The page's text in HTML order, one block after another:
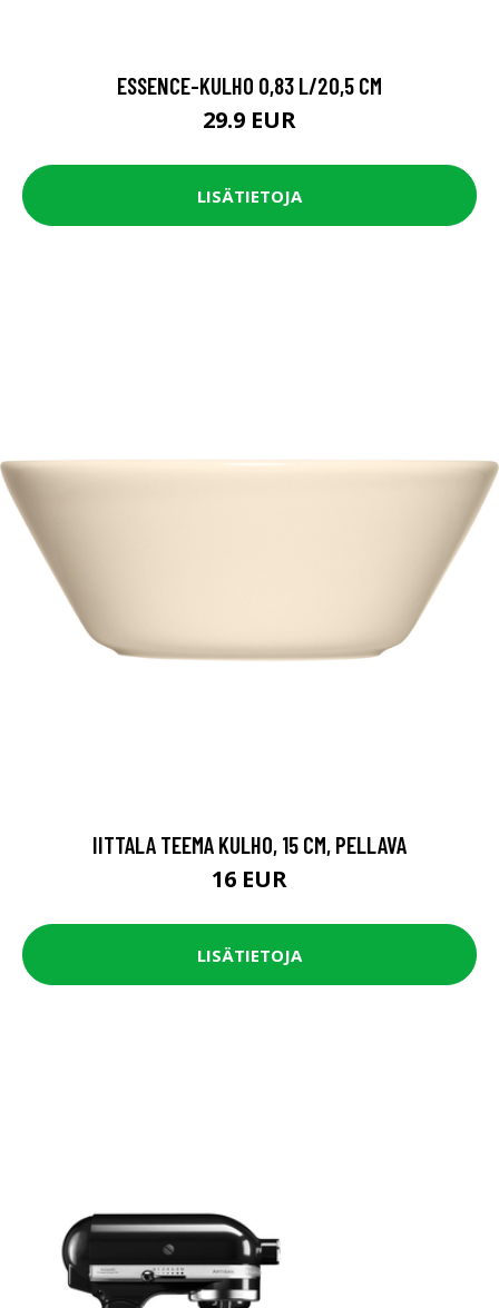
ESSENCE-KULHO 0,83 L/20,5 CM
29.9 EUR
LISÄTIETOJA
IITTALA TEEMA KULHO, 15 CM, PELLAVA
16 EUR
LISÄTIETOJA